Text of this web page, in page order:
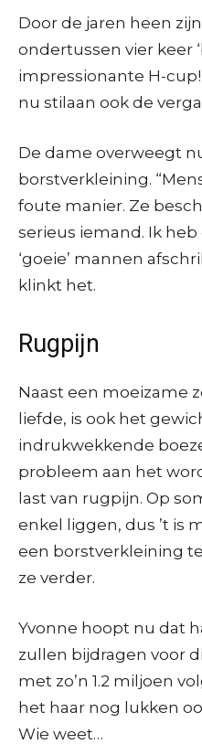
Door de jaren heen
ondertussen vier keer
impressionante H-
nu stilaan ook de
De dame overweegt
borstverkleining.
foute manier. Ze
serieus iemand. Ik
‘goeie’ mannen
klinkt het.
Rugpijn
Naast een moeizame
liefde, is ook het
indrukwekkende
probleem aan het
last van rugpijn. Op
enkel liggen, dus ’t is
een borstverkleining
ze verder.
Yvonne hoopt nu dat
zullen bijdragen voor
met zo’n 1.2 miljoen
het haar nog lukken
Wie weet…